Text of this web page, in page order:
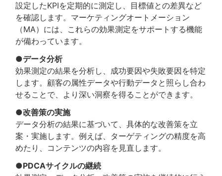
設定したKPIを定期的に測定し、目標値との差異など
を確認します。マーケティングオートメーション
（MA）には、これらの効果測定をサポートする機能
が備わっています。
●データ分析
効果測定の結果を分析し、成功要因や失敗要因を特定
します。顧客の属性データや行動データと照らし合わ
せることで、より深い洞察を得ることができます。
●改善策の実施
データ分析の結果に基づいて、具体的な改善策を立
案・実施します。例えば、ターゲティングの精度を高
めたり、コンテンツの内容を見直します。
●PDCAサイクルの継続